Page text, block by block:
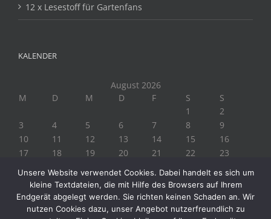
12 x Lesestoff für Gartenfans
KALENDER
August 2026
M
D M D F S
S
1
2
3
4 5 6 7 8
9
10
11 12 13 14 15
16
17
18 19 20 21 22
23
« Juli
Unsere Website verwendet Cookies. Dabei handelt es sich um
kleine Textdateien, die mit Hilfe des Browsers auf Ihrem
Endgerät abgelegt werden. Sie richten keinen Schaden an. Wir
nutzen Cookies dazu, unser Angebot nutzerfreundlich zu